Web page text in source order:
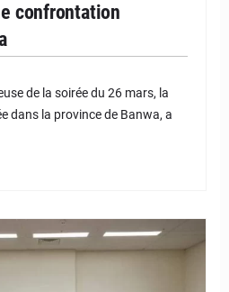
confrontation
de la soirée du 26 mars, la
dans la province de Banwa, a